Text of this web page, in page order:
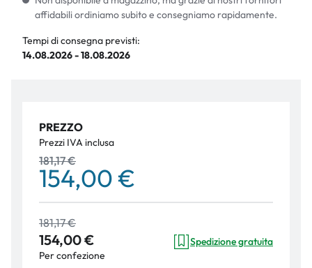
affidabili ordiniamo subito e consegniamo rapidamente.
Tempi di consegna previsti:
14.08.2026 - 18.08.2026
PREZZO
Prezzi IVA inclusa
181,17 €
154,00 €
181,17 €
154,00 €
Per confezione
Spedizione gratuita